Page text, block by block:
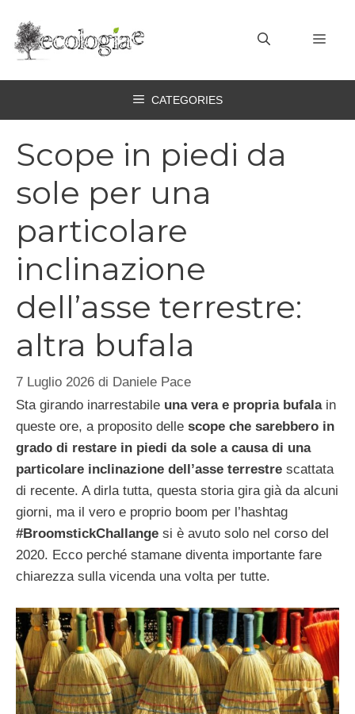
contenuto
CATEGORIES
Scope in piedi da
sole per una
particolare
inclinazione
dell’asse terrestre:
altra bufala
7 Luglio 2026 di Daniele Pace
Sta girando inarrestabile una vera e propria bufalain
queste ore, a proposito delle scope che sarebbero in
grado di restare in piedi da sole a causa di una
particolare inclinazione dell’asse terrestre scattata
di recente. A dirla tutta, questa storia gira già da alcuni
giorni, ma il vero e proprio boom per l’hashtag
#BroomstickChallange si è avuto solo nel corso del
2020. Ecco perché stamane diventa importante fare
chiarezza sulla vicenda una volta per tutte.